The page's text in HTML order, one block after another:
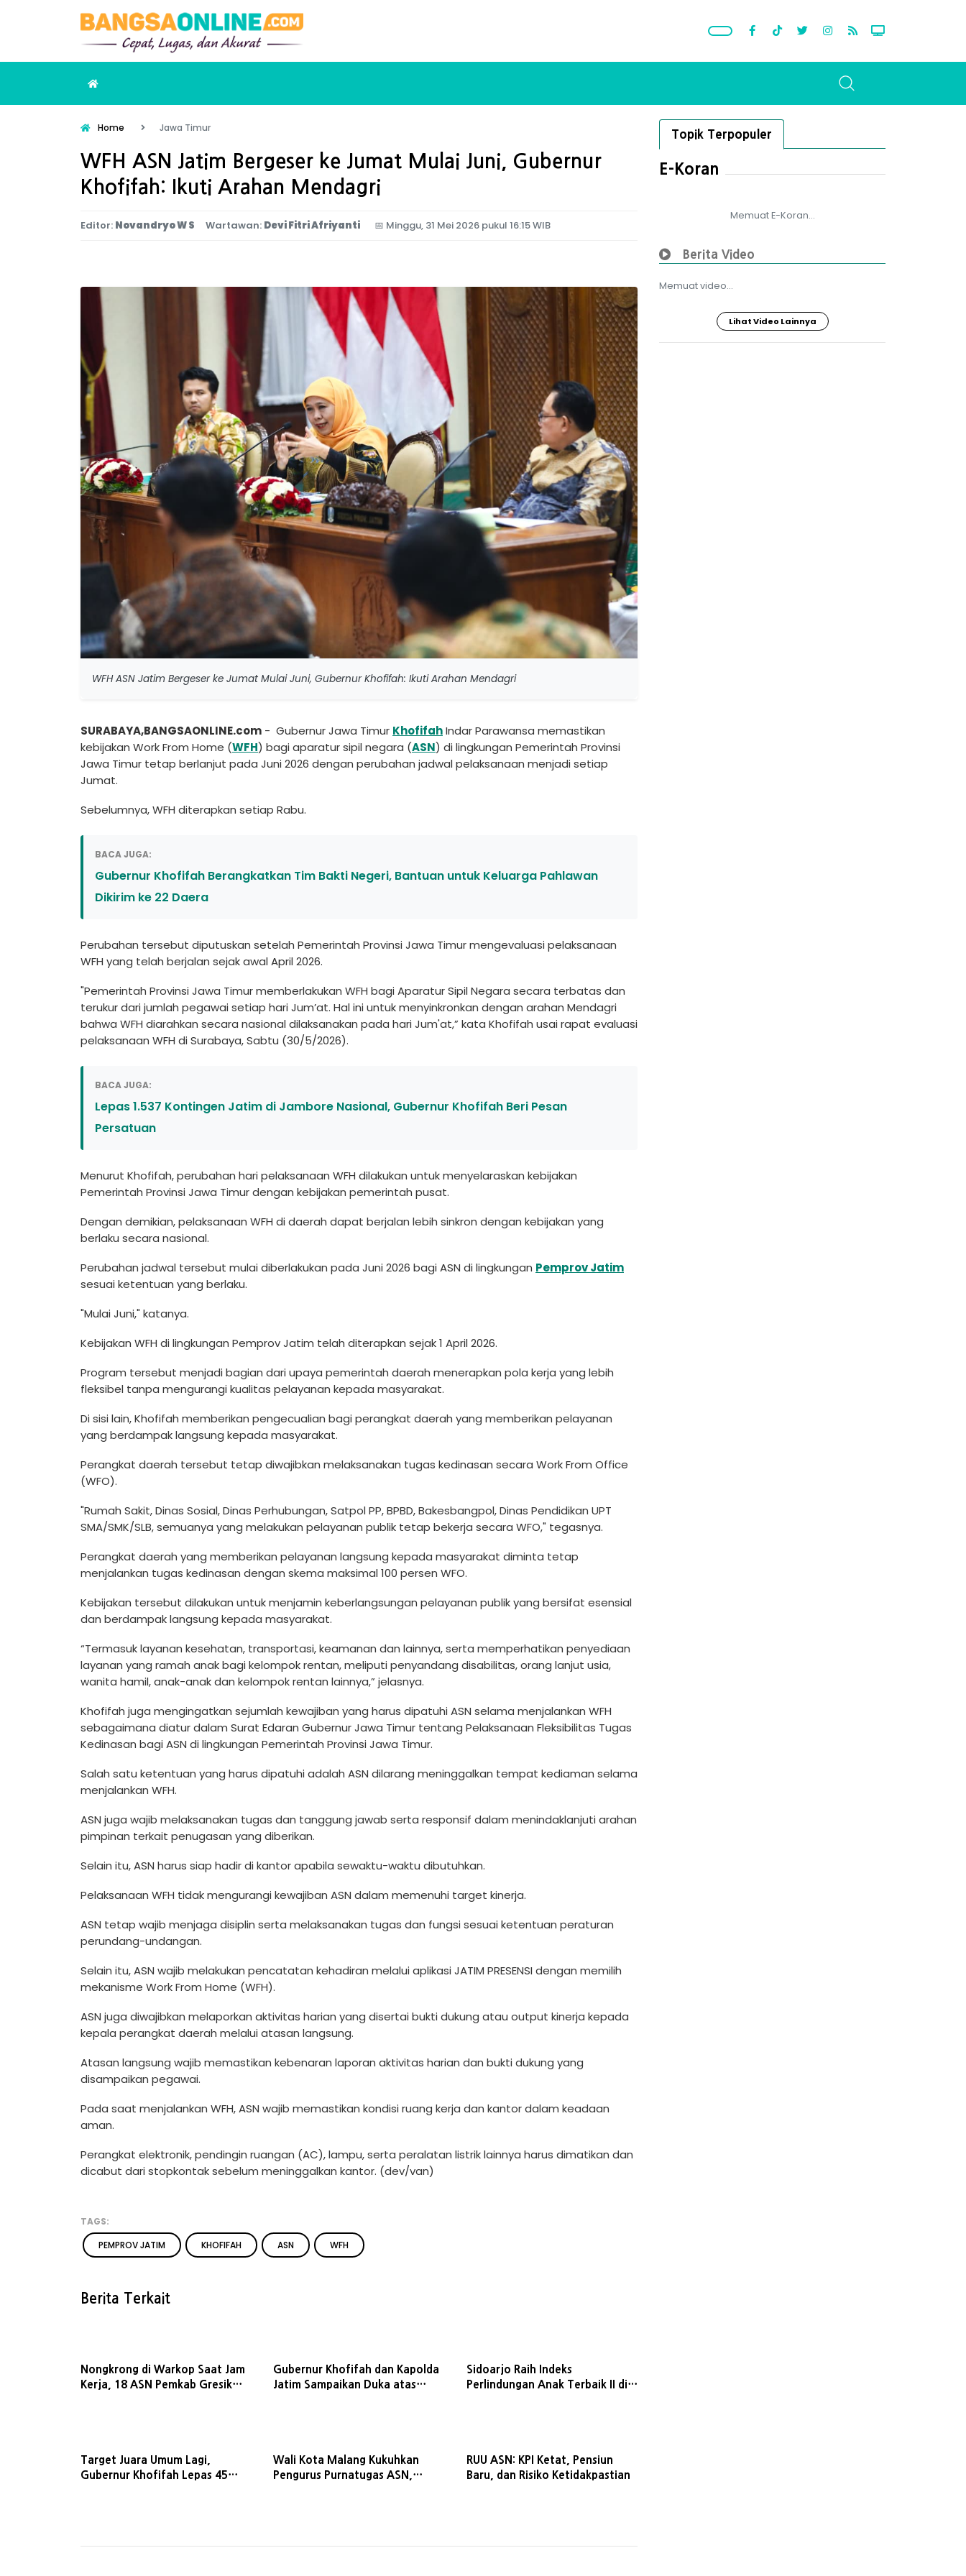
Home Jawa Timur
WFH ASN Jatim Bergeser ke Jumat Mulai Juni, Gubernur
Khofifah: Ikuti Arahan Mendagri
Editor: Novandryo W S Wartawan: Devi Fitri Afriyanti 📅 Minggu, 31 Mei 2026 pukul 16:15 WIB
WFH ASN Jatim Bergeser ke Jumat Mulai Juni, Gubernur Khofifah: Ikuti Arahan Mendagri
SURABAYA,BANGSAONLINE.com - Gubernur Jawa Timur KhofifahIndar Parawansa memastikan
kebijakan Work From Home (WFH) bagi aparatur sipil negara (ASN) di lingkungan Pemerintah Provinsi
Jawa Timur tetap berlanjut pada Juni 2026 dengan perubahan jadwal pelaksanaan menjadi setiap
Jumat.
Sebelumnya, WFH diterapkan setiap Rabu.
BACA JUGA:
Gubernur Khofifah Berangkatkan Tim Bakti Negeri, Bantuan untuk Keluarga Pahlawan
Dikirim ke 22 Daera
Perubahan tersebut diputuskan setelah Pemerintah Provinsi Jawa Timur mengevaluasi pelaksanaan
WFH yang telah berjalan sejak awal April 2026.
"Pemerintah Provinsi Jawa Timur memberlakukan WFH bagi Aparatur Sipil Negara secara terbatas dan
terukur dari jumlah pegawai setiap hari Jum’at. Hal ini untuk menyinkronkan dengan arahan Mendagri
bahwa WFH diarahkan secara nasional dilaksanakan pada hari Jum'at,” kata Khofifah usai rapat evaluasi
pelaksanaan WFH di Surabaya, Sabtu (30/5/2026).
BACA JUGA:
Lepas 1.537 Kontingen Jatim di Jambore Nasional, Gubernur Khofifah Beri Pesan
Persatuan
Menurut Khofifah, perubahan hari pelaksanaan WFH dilakukan untuk menyelaraskan kebijakan
Pemerintah Provinsi Jawa Timur dengan kebijakan pemerintah pusat.
Dengan demikian, pelaksanaan WFH di daerah dapat berjalan lebih sinkron dengan kebijakan yang
berlaku secara nasional.
Perubahan jadwal tersebut mulai diberlakukan pada Juni 2026 bagi ASN di lingkungan Pemprov Jatim
sesuai ketentuan yang berlaku.
"Mulai Juni," katanya.
Kebijakan WFH di lingkungan Pemprov Jatim telah diterapkan sejak 1 April 2026.
Program tersebut menjadi bagian dari upaya pemerintah daerah menerapkan pola kerja yang lebih
fleksibel tanpa mengurangi kualitas pelayanan kepada masyarakat.
Di sisi lain, Khofifah memberikan pengecualian bagi perangkat daerah yang memberikan pelayanan
yang berdampak langsung kepada masyarakat.
Perangkat daerah tersebut tetap diwajibkan melaksanakan tugas kedinasan secara Work From Office
(WFO).
"Rumah Sakit, Dinas Sosial, Dinas Perhubungan, Satpol PP, BPBD, Bakesbangpol, Dinas Pendidikan UPT
SMA/SMK/SLB, semuanya yang melakukan pelayanan publik tetap bekerja secara WFO," tegasnya.
Perangkat daerah yang memberikan pelayanan langsung kepada masyarakat diminta tetap
menjalankan tugas kedinasan dengan skema maksimal 100 persen WFO.
Kebijakan tersebut dilakukan untuk menjamin keberlangsungan pelayanan publik yang bersifat esensial
dan berdampak langsung kepada masyarakat.
“Termasuk layanan kesehatan, transportasi, keamanan dan lainnya, serta memperhatikan penyediaan
layanan yang ramah anak bagi kelompok rentan, meliputi penyandang disabilitas, orang lanjut usia,
wanita hamil, anak-anak dan kelompok rentan lainnya,” jelasnya.
Khofifah juga mengingatkan sejumlah kewajiban yang harus dipatuhi ASN selama menjalankan WFH
sebagaimana diatur dalam Surat Edaran Gubernur Jawa Timur tentang Pelaksanaan Fleksibilitas Tugas
Kedinasan bagi ASN di lingkungan Pemerintah Provinsi Jawa Timur.
Salah satu ketentuan yang harus dipatuhi adalah ASN dilarang meninggalkan tempat kediaman selama
menjalankan WFH.
ASN juga wajib melaksanakan tugas dan tanggung jawab serta responsif dalam menindaklanjuti arahan
pimpinan terkait penugasan yang diberikan.
Selain itu, ASN harus siap hadir di kantor apabila sewaktu-waktu dibutuhkan.
Pelaksanaan WFH tidak mengurangi kewajiban ASN dalam memenuhi target kinerja.
ASN tetap wajib menjaga disiplin serta melaksanakan tugas dan fungsi sesuai ketentuan peraturan
perundang-undangan.
Selain itu, ASN wajib melakukan pencatatan kehadiran melalui aplikasi JATIM PRESENSI dengan memilih
mekanisme Work From Home (WFH).
ASN juga diwajibkan melaporkan aktivitas harian yang disertai bukti dukung atau output kinerja kepada
kepala perangkat daerah melalui atasan langsung.
Atasan langsung wajib memastikan kebenaran laporan aktivitas harian dan bukti dukung yang
disampaikan pegawai.
Pada saat menjalankan WFH, ASN wajib memastikan kondisi ruang kerja dan kantor dalam keadaan
aman.
Perangkat elektronik, pendingin ruangan (AC), lampu, serta peralatan listrik lainnya harus dimatikan dan
dicabut dari stopkontak sebelum meninggalkan kantor. (dev/van)
TAGS:
PEMPROV JATIM
KHOFIFAH ASN WFH
Berita Terkait
Nongkrong di Warkop Saat Jam
Kerja, 18 ASN Pemkab Gresik
Gubernur Khofifah dan Kapolda
Jatim Sampaikan Duka atas
Sidoarjo Raih Indeks
Perlindungan Anak Terbaik II di
Target Juara Umum Lagi,
Gubernur Khofifah Lepas 45
Wali Kota Malang Kukuhkan
Pengurus Purnatugas ASN,
RUU ASN: KPI Ketat, Pensiun
Baru, dan Risiko Ketidakpastian
Topik Terpopuler
E-Koran
Memuat E-Koran...
Berita Video
Memuat video...
Lihat Video Lainnya